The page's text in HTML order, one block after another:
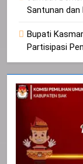
Santunan dan
Bupati
Partisipasi